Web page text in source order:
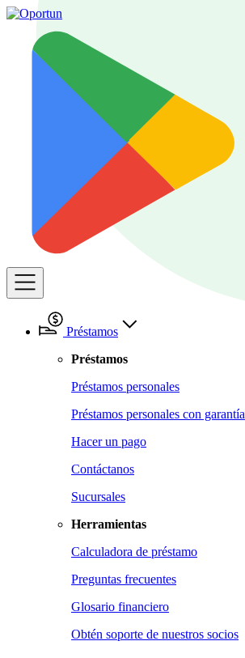
Préstamos
Préstamos
Préstamos personales
Préstamos personales con garantía
Hacer un pago
Contáctanos
Sucursales
Herramientas
Calculadora de préstamo
Preguntas frecuentes
Glosario financiero
Obtén soporte de nuestros socios